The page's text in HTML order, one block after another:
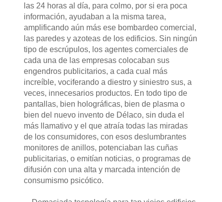
las 24 horas al día, para colmo, por si era poca
información, ayudaban a la misma tarea,
amplificando aún más ese bombardeo comercial,
las paredes y azoteas de los edificios. Sin ningún
tipo de escrúpulos, los agentes comerciales de
cada una de las empresas colocaban sus
engendros publicitarios, a cada cual más
increíble, vociferando a diestro y siniestro sus, a
veces, innecesarios productos. En todo tipo de
pantallas, bien holográficas, bien de plasma o
bien del nuevo invento de Délaco, sin duda el
más llamativo y el que atraía todas las miradas
de los consumidores, con esos deslumbrantes
monitores de anillos, potenciaban las cuñas
publicitarias, o emitían noticias, o programas de
difusión con una alta y marcada intención de
consumismo psicótico.